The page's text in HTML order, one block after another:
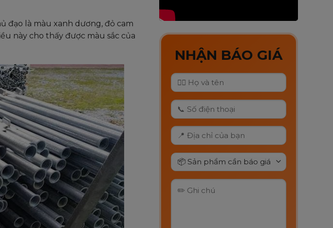
đạo là màu xanh dương, đỏ cam
này cho thấy được màu sắc của
NHẬN BÁO GIÁ